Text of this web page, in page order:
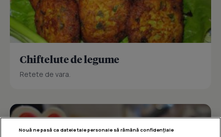
Chiftelute de legume
Retete de vara.
Nouă ne pasă ca datele tale personale să rămână confidențiale